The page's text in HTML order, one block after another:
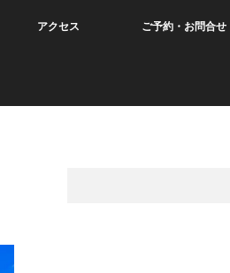
アクセス ご予約・お問合せ